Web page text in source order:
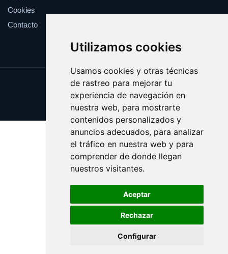
Utilizamos cookies
Usamos cookies y otras técnicas
de rastreo para mejorar tu
experiencia de navegación en
nuestra web, para mostrarte
contenidos personalizados y
anuncios adecuados, para analizar
el tráfico en nuestra web y para
comprender de donde llegan
nuestros visitantes.
Aceptar
Rechazar
Configurar
Cookies
Contacto
Update cookies preferences
Copyright © 2025 bando.es